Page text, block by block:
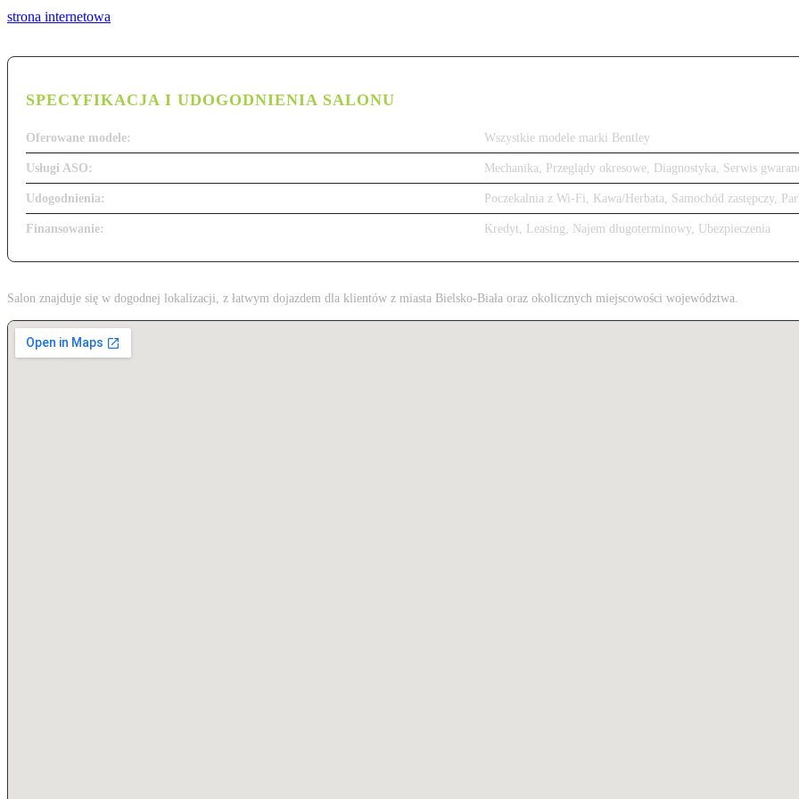
strona internetowa
SPECYFIKACJA I UDOGODNIENIA SALONU
Oferowane modele: Wszystkie modele marki Bentley
Usługi ASO: Mechanika, Przeglądy okresowe, Diagnostyka, Serwis
Udogodnienia: Poczekalnia z Wi-Fi, Kawa/Herbata, Samochód zastępczy,
Finansowanie: Kredyt, Leasing, Najem długoterminowy, Ubezpieczenia
Salon znajduje się w dogodnej lokalizacji, z łatwym dojazdem dla klientów z miasta Bielsko-Biała oraz okolicznych miejscowości województwa.